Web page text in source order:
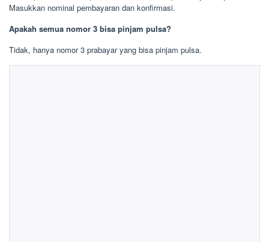
Masukkan nominal pembayaran dan konfirmasi.
Apakah semua nomor 3 bisa pinjam pulsa?
Tidak, hanya nomor 3 prabayar yang bisa pinjam pulsa.